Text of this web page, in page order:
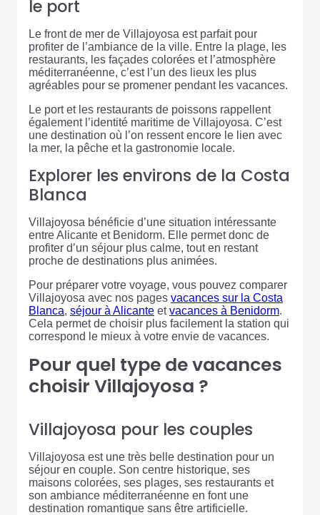
le port
Le front de mer de Villajoyosa est parfait pour
profiter de l’ambiance de la ville. Entre la plage, les
restaurants, les façades colorées et l’atmosphère
méditerranéenne, c’est l’un des lieux les plus
agréables pour se promener pendant les vacances.
Le port et les restaurants de poissons rappellent
également l’identité maritime de Villajoyosa. C’est
une destination où l’on ressent encore le lien avec
la mer, la pêche et la gastronomie locale.
Explorer les environs de la Costa
Blanca
Villajoyosa bénéficie d’une situation intéressante
entre Alicante et Benidorm. Elle permet donc de
profiter d’un séjour plus calme, tout en restant
proche de destinations plus animées.
Pour préparer votre voyage, vous pouvez comparer
Villajoyosa avec nos pages vacances sur la Costa
Blanca, séjour à Alicante etvacances à Benidorm.
Cela permet de choisir plus facilement la station qui
correspond le mieux à votre envie de vacances.
Pour quel type de vacances
choisir Villajoyosa ?
Villajoyosa pour les couples
Villajoyosa est une très belle destination pour un
séjour en couple. Son centre historique, ses
maisons colorées, ses plages, ses restaurants et
son ambiance méditerranéenne en font une
destination romantique sans être artificielle.